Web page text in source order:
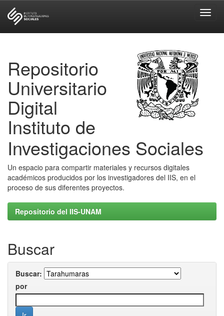
Repositorio
Universitario
Digital
Instituto de
Investigaciones Sociales
Un espacio para compartir materiales y recursos digitales
académicos producidos por los investigadores del IIS, en el
proceso de sus diferentes proyectos.
Repositorio del IIS-UNAM
Buscar
Buscar:
por